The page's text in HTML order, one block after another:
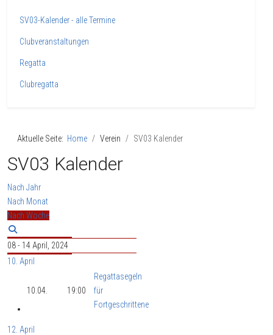
SV03-Kalender - alle Termine
Clubveranstaltungen
Regatta
Clubregatta
Aktuelle Seite: Home Verein SV03 Kalender
SV03 Kalender
Nach Jahr
Nach Monat
Nach Woche
08 - 14 April, 2024
10. April
10.04. 19:00
Regattasegeln
für
Fortgeschrittene
12. April